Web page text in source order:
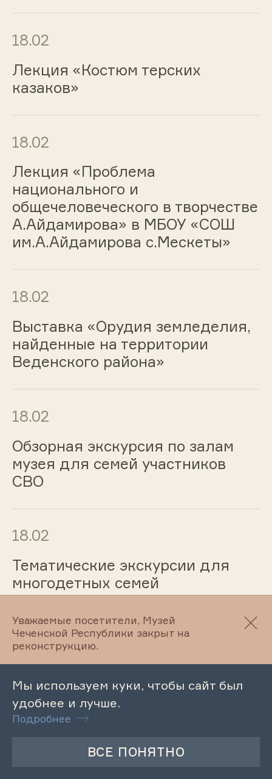
18.02
Лекция «Костюм терских
казаков»
18.02
Лекция «Проблема
национального и
общечеловеческого в творчестве
А.Айдамирова» в МБОУ «СОШ
им.А.Айдамирова с.Мескеты»
18.02
Выставка «Орудия земледелия,
найденные на территории
Веденского района»
18.02
Обзорная экскурсия по залам
музея для семей участников
СВО
18.02
Тематические экскурсии для
многодетных семей
17.02
Лекция «Башенная архитектура
чеченцев»
Уважаемые посетители, Музей
Чеченской Республики закрыт на
реконструкцию.
Мы используем куки, чтобы сайт был
удобнее и лучше.
Подробнее